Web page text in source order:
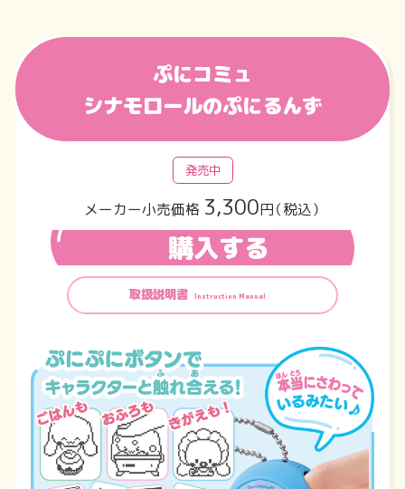
ぷにコミュ
シナモロールのぷにるんず
発売中
メーカー小売価格 3,300円（税込）
購入する
取扱説明書 Instruction Manual